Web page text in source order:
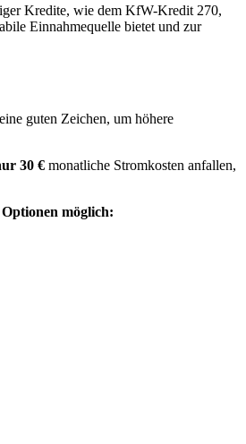
Kredite, wie dem KfW-Kredit 270,
Einnahmequelle bietet und zur
guten Zeichen, um höhere
30 € monatliche Stromkosten anfallen,
möglich: